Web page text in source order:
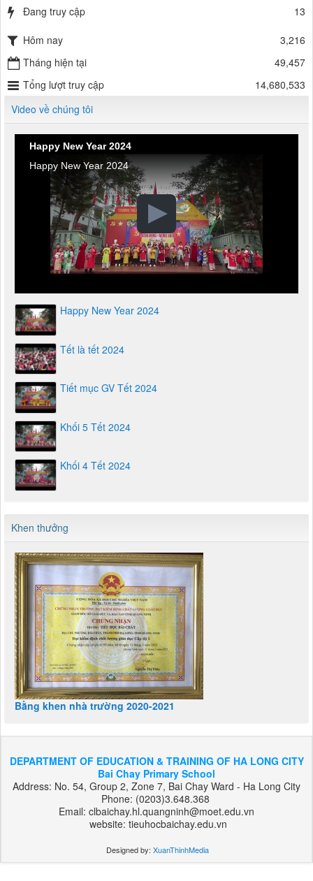
Đang truy cập 13
Hôm nay
3,216
Tháng hiện tại
49,457
Tổng lượt truy cập
14,680,533
Video về chúng tôi
Happy New Year 2024
Happy New Year 2024
Happy New Year 2024
Tết là tết 2024
Tiết mục GV Tết 2024
Khối 5 Tết 2024
Khối 4 Tết 2024
Khen thưởng
Bằng khen nhà trường 2020-2021
DEPARTMENT OF EDUCATION & TRAINING OF HA LONG CITY
Bai Chay Primary School
Address: No. 54, Group 2, Zone 7, Bai Chay Ward - Ha Long City
Phone: (0203)3.648.368
Email: clbaichay.hl.quangninh@moet.edu.vn
website: tieuhocbaichay.edu.vn
Designed by: XuanThinhMedia
بت